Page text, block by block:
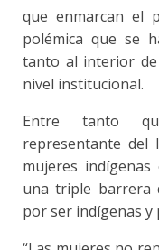
que enmarcan el
polémica que se
tanto al interior
nivel institucional.
Entre tanto
representante del
mujeres
una triple barrera
por ser indígenas y